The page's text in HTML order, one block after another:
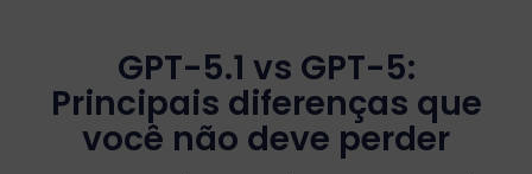
GPT-5.1 vs GPT-5:
Principais diferenças que
você não deve perder